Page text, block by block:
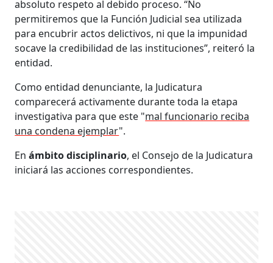
absoluto respeto al debido proceso. “No
permitiremos que la Función Judicial sea utilizada
para encubrir actos delictivos, ni que la impunidad
socave la credibilidad de las instituciones”, reiteró la
entidad.
Como entidad denunciante, la Judicatura
comparecerá activamente durante toda la etapa
investigativa para que este "mal funcionario reciba
una condena ejemplar".
Enámbito disciplinario, el Consejo de la Judicatura
iniciará las acciones correspondientes.